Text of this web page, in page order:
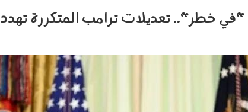
"في خطر".. تعديلات ترامب المتكررة تهدد